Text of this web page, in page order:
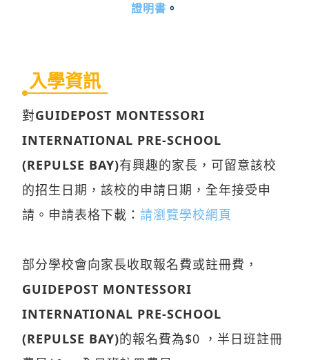
證明書 。
入學資訊
對GUIDEPOST MONTESSORI
INTERNATIONAL PRE-SCHOOL
(REPULSE BAY)有興趣的家長，可留意該校
的招生日期，該校的申請日期，全年接受申
請。申請表格下載： 請瀏覽學校網頁
部分學校會向家長收取報名費或註冊費，
GUIDEPOST MONTESSORI
INTERNATIONAL PRE-SCHOOL
(REPULSE BAY)的報名費為$0 ，半日班註冊